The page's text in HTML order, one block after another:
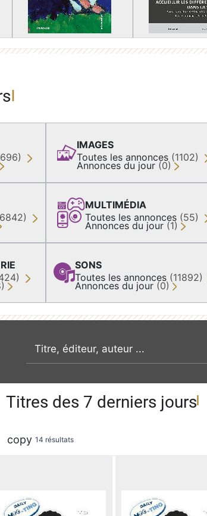
IMAGES
Toutes les annonces (1102)
Annonces du jour (0)
MULTIMÉDIA
Toutes les annonces (55)
Annonces du jour (1)
SONS
Toutes les annonces (11892)
Annonces du jour (0)
recherche par mot clé
Titres des 7 derniers jours
copy 14 résultats